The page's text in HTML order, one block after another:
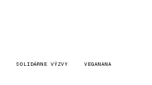
SOLIDÁRNE VÝZVY VEGANANA